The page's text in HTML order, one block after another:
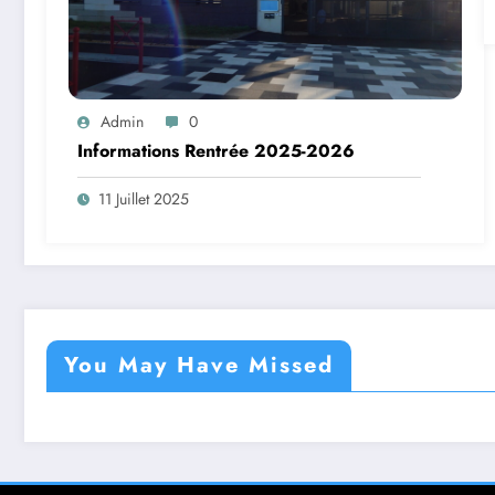
Admin 0
Informations Rentrée 2025-2026
11 Juillet 2025
You May Have Missed